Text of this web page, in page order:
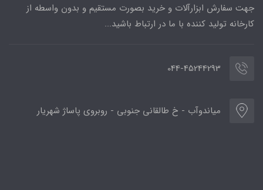
جهت سفارش ابزارآلات و خرید بصورت مستقیم و بدون واسطه از
کارخانه تولید کننده با ما در ارتباط باشید...
044-45244293
میاندوآب - خ طالقانی جنوبی - روبروی پاساژ شهریار